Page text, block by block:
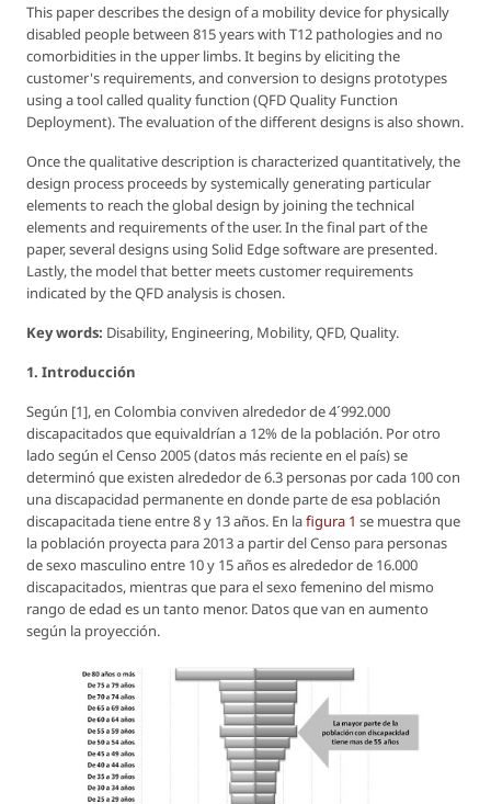
This paper describes the design of a mobility device for physically
disabled people between 815 years with T12 pathologies and no
comorbidities in the upper limbs. It begins by eliciting the
customer's requirements, and conversion to designs prototypes
using a tool called quality function (QFD Quality Function
Deployment). The evaluation of the different designs is also shown.
Once the qualitative description is characterized quantitatively, the
design process proceeds by systemically generating particular
elements to reach the global design by joining the technical
elements and requirements of the user. In the final part of the
paper, several designs using Solid Edge software are presented.
Lastly, the model that better meets customer requirements
indicated by the QFD analysis is chosen.
Key words: Disability, Engineering, Mobility, QFD, Quality.
1. Introducción
Según [1], en Colombia conviven alrededor de 4´992.000
discapacitados que equivaldrían a 12% de la población. Por otro
lado según el Censo 2005 (datos más reciente en el país) se
determinó que existen alrededor de 6.3 personas por cada 100 con
una discapacidad permanente en donde parte de esa población
discapacitada tiene entre 8 y 13 años. En lafigura 1 se muestra que
la población proyecta para 2013 a partir del Censo para personas
de sexo masculino entre 10 y 15 años es alrededor de 16.000
discapacitados, mientras que para el sexo femenino del mismo
rango de edad es un tanto menor. Datos que van en aumento
según la proyección.